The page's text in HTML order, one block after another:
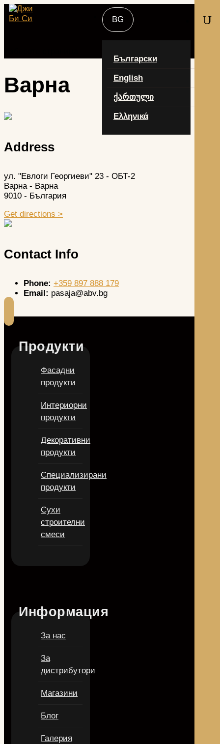
Български
English
ქართული
Ελληνικά
U
Варна
Address
ул. "Евлоги Георгиеви" 23 - ОБТ-2
Варна - Варна
9010 - България
Get directions >
Contact Info
Phone: +359 897 888 179
Email: pasaja@abv.bg
Продукти
Фасадни
продукти
Интериорни
продукти
Декоративни
продукти
Специализирани
продукти
Сухи
строителни
смеси
Информация
За нас
За
дистрибутори
Магазини
Блог
Галерия